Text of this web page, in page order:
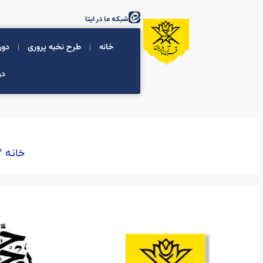
شبکه ما در ایتا
خانه طرح نخبه پروری
خانه